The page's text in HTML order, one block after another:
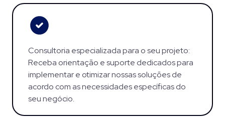
Consultoria especializada para o seu projeto:
Receba orientação e suporte dedicados para
implementar e otimizar nossas soluções de
acordo com as necessidades específicas do
seu negócio.